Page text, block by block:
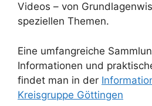
Videos – von
speziellen Themen.
Eine umfangreiche
Informationen und
findet man in der
Kreisgruppe Göttingen